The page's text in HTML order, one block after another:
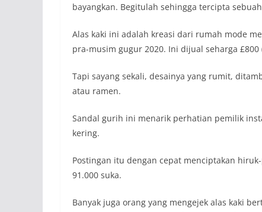
bayangkan. Begitulah sehingga tercipta
Alas kaki ini adalah kreasi dari rumah mode
pra-musim gugur 2020. Ini dijual seharga £800
Tapi sayang sekali, desainya yang rumit,
atau ramen.
Sandal gurih ini menarik perhatian pemilik
kering.
Postingan itu dengan cepat menciptakan
91.000 suka.
Banyak juga orang yang mengejek alas kaki